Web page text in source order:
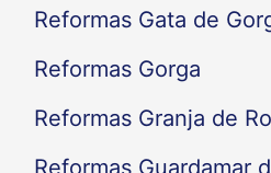
Reformas Gata de
Reformas Gorga
Reformas Granja de